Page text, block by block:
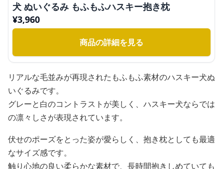
犬 ぬいぐるみ もふもふハスキー抱き枕
¥3,960
商品の詳細を見る
リアルな毛並みが再現されたもふもふ素材のハスキー犬ぬ
いぐるみです。
グレーと白のコントラストが美しく、ハスキー犬ならでは
の凛々しさが表現されています。
伏せのポーズをとった姿が愛らしく、抱き枕としても最適
なサイズ感です。
触り心地の良い柔らかな素材で、長時間抱きしめていても